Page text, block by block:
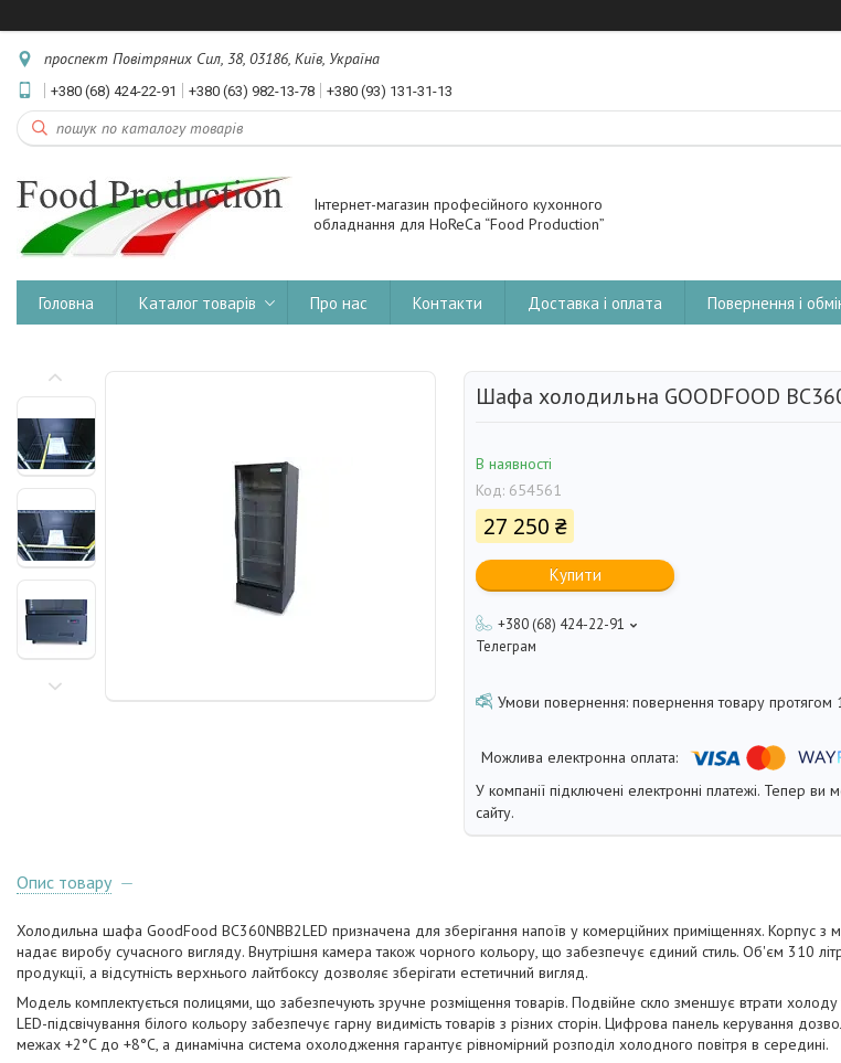
проспект Повітряних Сил, 38, 03186, Київ, Україна
+380 (68) 424-22-91 +380 (63) 982-13-78 +380 (93) 131-31-13
Інтернет-магазин професійного кухонного
обладнання для HoReCa “Food Production”
Головна Каталог товарів Про нас Контакти Доставка і оплата Повернення і
Шафа холодильна GOODFOOD
В наявності
Код: 654561
27 250 ₴
Купити
+380 (68) 424-22-91
Телеграм
повернення товару протягом
У компанії підключені електронні платежі. Тепер
сайту.
Опис товару
Холодильна шафа GoodFood BC360NBB2LED призначена для зберігання напоїв у комерційних приміщеннях. Корпус з
надає виробу сучасного вигляду. Внутрішня камера також чорного кольору, що забезпечує єдиний стиль. Об'єм 310
продукції, а відсутність верхнього лайтбоксу дозволяє зберігати естетичний вигляд.
Модель комплектується полицями, що забезпечують зручне розміщення товарів. Подвійне скло зменшує втрати
LED-підсвічування білого кольору забезпечує гарну видимість товарів з різних сторін. Цифрова панель керування
межах +2°C до +8°C, а динамічна система охолодження гарантує рівномірний розподіл холодного повітря в середині.